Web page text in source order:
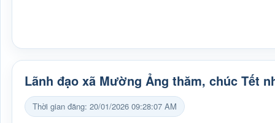
Lãnh đạo xã Mường Ảng thăm, chúc Tết
Thời gian đăng: 20/01/2026 09:28:07 AM